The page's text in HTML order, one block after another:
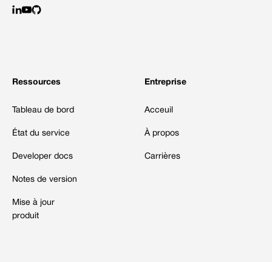
Ressources
Tableau de bord
État du service
Developer docs
Notes de version
Mise à jour
produit
Entreprise
Acceuil
À propos
Carrières